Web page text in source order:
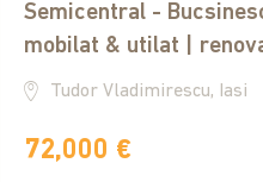
Semicentral -
mobilat & utilat |
Tudor Vladimirescu, Iasi
72,000 €